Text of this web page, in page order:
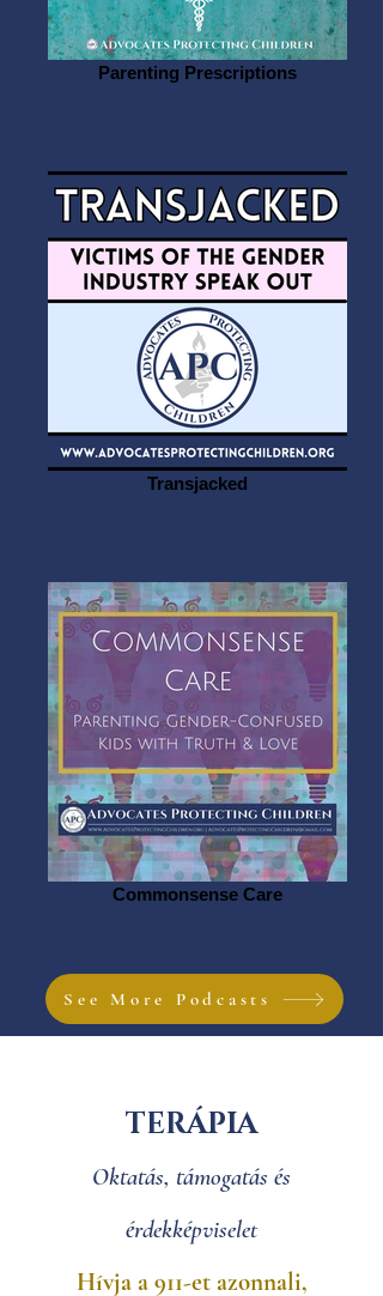
Parenting Prescriptions
Transjacked
Commonsense Care
See More Podcasts
TERÁPIA
Oktatás, támogatás és
érdekképviselet
Hívja a 911-et azonnali,